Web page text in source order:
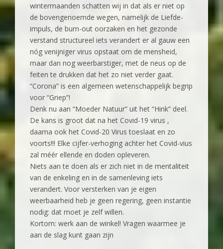
wintermaanden schatten wij in dat als er niet op
de bovengenoemde wegen, namelijk de Liefde-
impuls, de burn-out oorzaken en het gezonde
verstand structureel iets verandert er al gauw een
nóg venijniger virus opstaat om de mensheid,
maar dan nog weerbarstiger, met de neus op de
feiten te drukken dat het zo niet verder gaat.
“Corona” is een algemeen wetenschappelijk begrip
voor “Griep”!
Denk nu aan “Moeder Natuur” uit het “Hink” deel.
De kans is groot dat na het Covid-19 virus ,
daarna ook het Covid-20 Virus toeslaat en zo
voorts!!! Elke cijfer-verhoging achter het Covid-vius
zal méér ellende en doden opleveren.
Niets aan te doen als er zich niet in de mentaliteit
van de enkeling en in de samenleving iets
verandert. Voor versterken van je eigen
weerbaarheid heb je geen regering, geen instantie
nodig: dat moet je zelf willen.
Kortom: werk aan de winkel! Vragen waarmee je
aan de slag kunt gaan zijn